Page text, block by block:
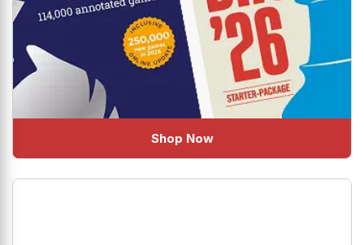
Shop Now